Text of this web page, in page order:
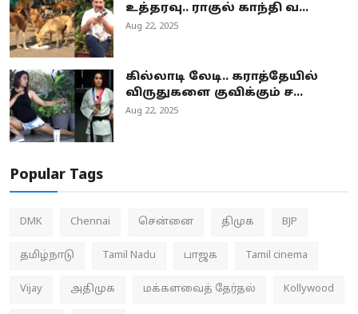
உத்தரவு.. ராகுல் காந்தி வ...
Aug 22, 2025
கில்லாடி லேடி.. கராத்தேயில்
விருதுகளை குவிக்கும் ச...
Aug 22, 2025
Popular Tags
DMK Chennai சென்னை திமுக BJP
தமிழ்நாடு Tamil Nadu பாஜக Tamil cinema
Vijay அதிமுக மக்களவைத் தேர்தல் Kollywood